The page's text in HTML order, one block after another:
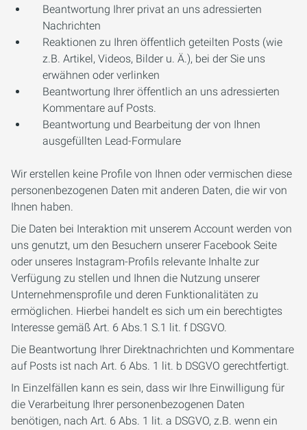
Beantwortung Ihrer privat an uns adressierten
Nachrichten
Reaktionen zu Ihren öffentlich geteilten Posts (wie
z.B. Artikel, Videos, Bilder u. Ä.), bei der Sie uns
erwähnen oder verlinken
Beantwortung Ihrer öffentlich an uns adressierten
Kommentare auf Posts.
Beantwortung und Bearbeitung der von Ihnen
ausgefüllten Lead-Formulare
Wir erstellen keine Profile von Ihnen oder vermischen diese
personenbezogenen Daten mit anderen Daten, die wir von
Ihnen haben.
Die Daten bei Interaktion mit unserem Account werden von
uns genutzt, um den Besuchern unserer Facebook Seite
oder unseres Instagram-Profils relevante Inhalte zur
Verfügung zu stellen und Ihnen die Nutzung unserer
Unternehmensprofile und deren Funktionalitäten zu
ermöglichen. Hierbei handelt es sich um ein berechtigtes
Interesse gemäß Art. 6 Abs.1 S.1 lit. f DSGVO.
Die Beantwortung Ihrer Direktnachrichten und Kommentare
auf Posts ist nach Art. 6 Abs. 1 lit. b DSGVO gerechtfertigt.
In Einzelfällen kann es sein, dass wir Ihre Einwilligung für
die Verarbeitung Ihrer personenbezogenen Daten
benötigen, nach Art. 6 Abs. 1 lit. a DSGVO, z.B. wenn ein